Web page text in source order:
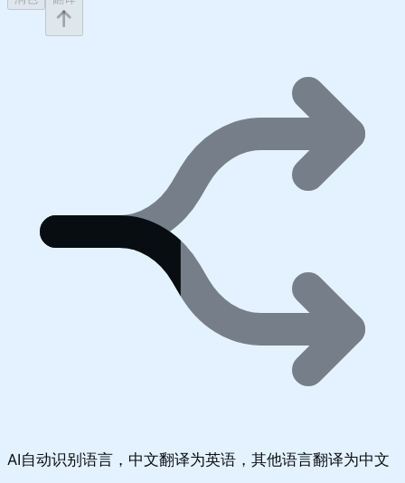
AI自动识别语言，中文翻译为英语，其他语言翻译为中文